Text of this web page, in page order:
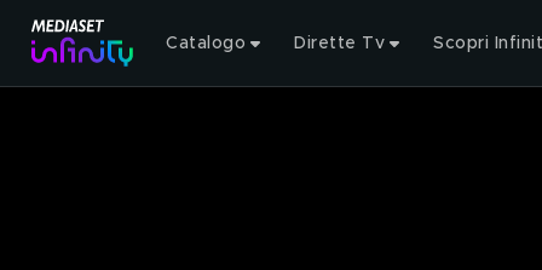
Catalogo Dirette Tv Scopri